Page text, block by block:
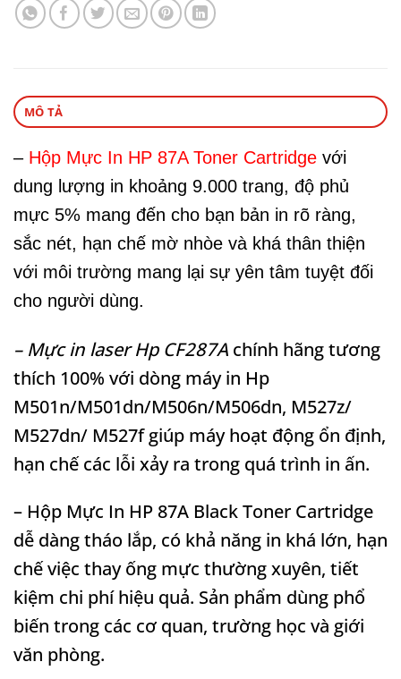
MÔ TẢ
– Hộp Mực In HP 87A Toner Cartridge với
dung lượng in khoảng 9.000 trang, độ phủ
mực 5% mang đến cho bạn bản in rõ ràng,
sắc nét, hạn chế mờ nhòe và khá thân thiện
với môi trường mang lại sự yên tâm tuyệt đối
cho người dùng.
– Mực in laser Hp CF287A chính hãng tương
thích 100% với dòng máy in Hp
M501n/M501dn/M506n/M506dn, M527z/
M527dn/ M527f giúp máy hoạt động ổn định,
hạn chế các lỗi xảy ra trong quá trình in ấn.
– Hộp Mực In HP 87A Black Toner Cartridge
dễ dàng tháo lắp, có khả năng in khá lớn, hạn
chế việc thay ống mực thường xuyên, tiết
kiệm chi phí hiệu quả. Sản phẩm dùng phổ
biến trong các cơ quan, trường học và giới
văn phòng.